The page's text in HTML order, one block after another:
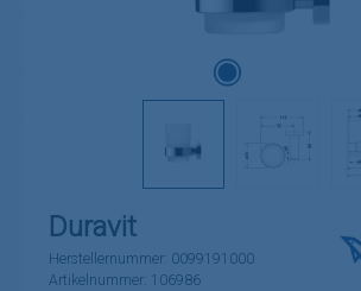
Duravit
Herstellernummer: 0099191000
Artikelnummer: 106986